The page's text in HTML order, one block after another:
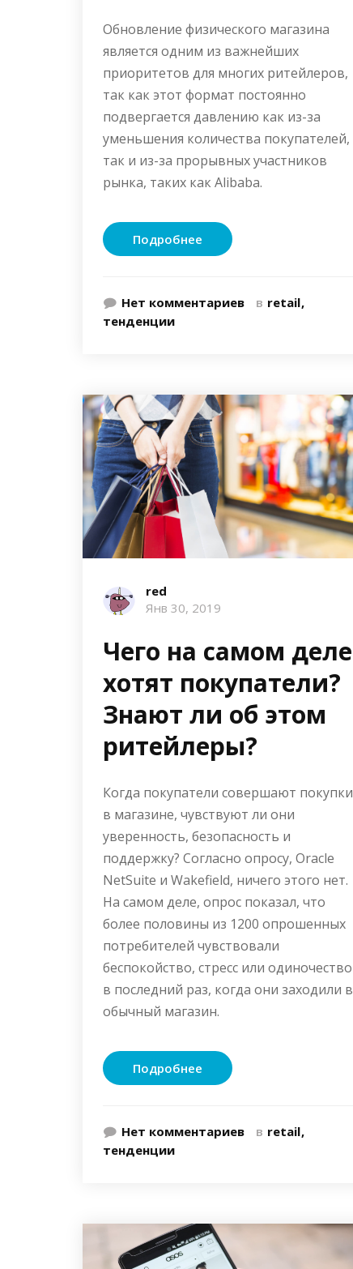
Обновление физического магазина
является одним из важнейших
приоритетов для многих ритейлеров,
так как этот формат постоянно
подвергается давлению как из-за
уменьшения количества покупателей,
так и из-за прорывных участников
рынка, таких как Alibaba.
Подробнее
Нет комментариев в retail
тенденции
red
Янв 30, 2019
Чего на самом деле
хотят покупатели?
Знают ли об этом
ритейлеры?
Когда покупатели совершают покупки
в магазине, чувствуют ли они
уверенность, безопасность и
поддержку? Согласно опросу, Oracle
NetSuite и Wakefield, ничего этого нет.
На самом деле, опрос показал, что
более половины из 1200 опрошенных
потребителей чувствовали
беспокойство, стресс или одиночество
в последний раз, когда они заходили в
обычный магазин.
Подробнее
Нет комментариев в retail
тенденции